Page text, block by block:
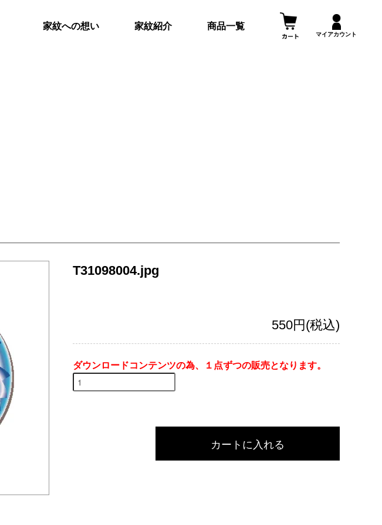
家紋への想い 家紋紹介 商品一覧
マイアカウント
T31098004.jpg
550円(税込)
ダウンロードコンテンツの為、１点ずつの販売となります。
カートに入れる